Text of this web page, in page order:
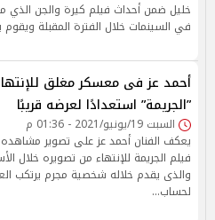
خليل ضمن أحداث فيلم كيرة والجن الذي
في السينمات خلال الفترة المقبلة ويقوم
أحمد عز فى معسكر مغلق
”الجريمة” استعدادًا لعرضه قريبًا
السبت 19/يونيو/2021 - 01:36 م
يعكف الفنان أحمد عز على تصوير
فيلم الجريمة للإنتهاء من تصويره خلال
والذى يقدم خلاله شخصية مجرم يرتكب
لحساب…